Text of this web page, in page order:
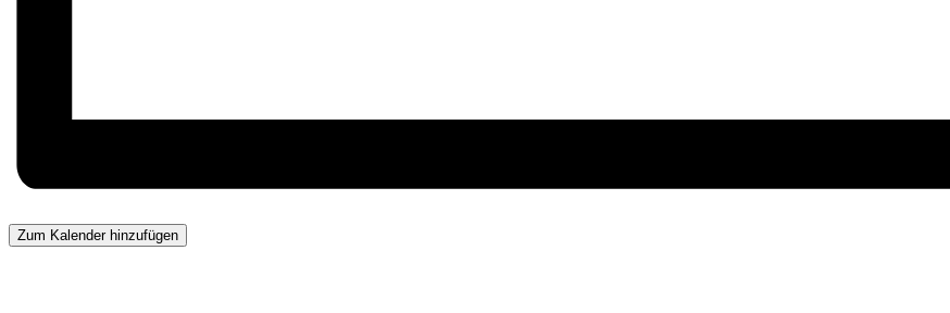
Zum Kalender hinzufügen